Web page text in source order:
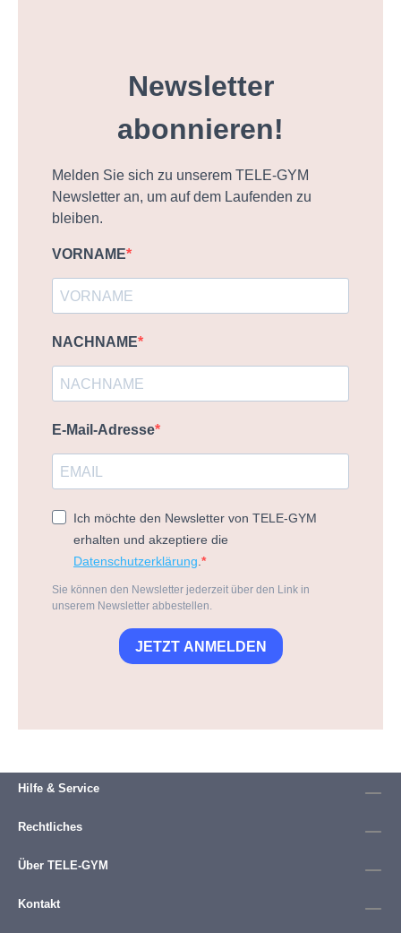
Newsletter
abonnieren!
Melden Sie sich zu unserem TELE-GYM
Newsletter an, um auf dem Laufenden zu
bleiben.
VORNAME
NACHNAME
E-Mail-Adresse
Ich möchte den Newsletter von TELE-GYM
erhalten und akzeptiere die
Datenschutzerklärung.
Sie können den Newsletter jederzeit über den Link in
unserem Newsletter abbestellen.
JETZT ANMELDEN
Hilfe & Service
Rechtliches
Über TELE-GYM
Kontakt